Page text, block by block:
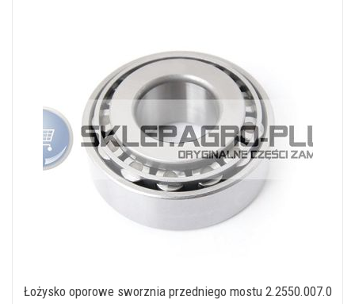
Łożysko oporowe sworznia przedniego mostu 2.2550.007.0